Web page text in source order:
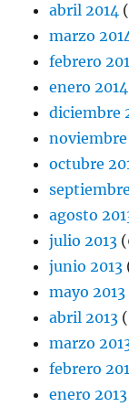
abril 2014
marzo
febrero
enero 2014
diciembre
noviembre
octubre
agosto
julio 2013
junio 2013
mayo 2013
abril 2013
marzo
febrero
enero 2013